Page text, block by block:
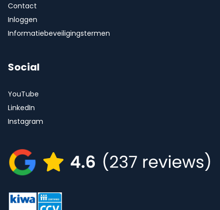
Contact
Inloggen
Informatiebeveiligingstermen
Social
YouTube
LinkedIn
Instagram